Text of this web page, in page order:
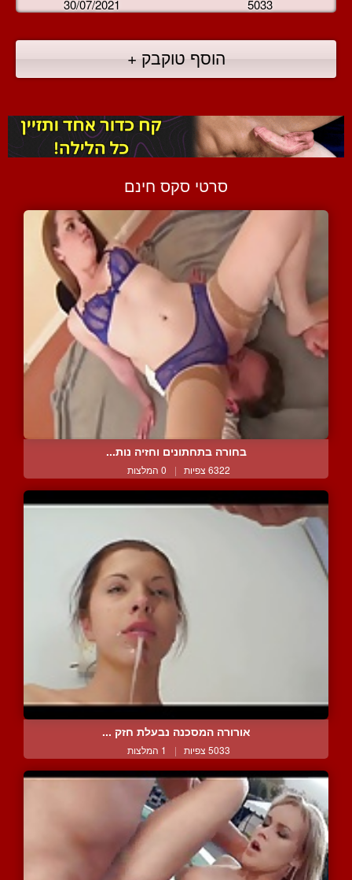
30/07/2021 5033
הוסף טוקבק +
סרטי סקס חינם
בחורה בתחתונים וחזיה נות...
6322 צפיות | 0 המלצות
אורורה המסכנה נבעלת חזק ...
5033 צפיות | 1 המלצות